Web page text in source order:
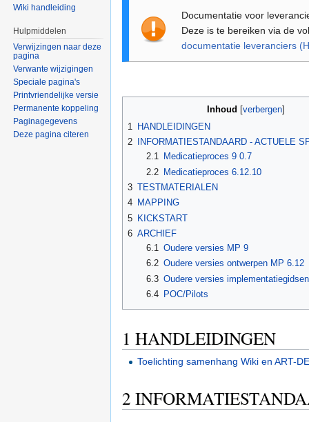
Documentatie voor
Deze is te bereiken via de
documentatie leveranciers
Inhoud verbergen
1
HANDLEIDINGEN
2
INFORMATIESTANDAARD - ACTUELE
2.1
Medicatieproces 9 0.7
2.2 Medicatieproces 6.12.10
3 TESTMATERIALEN
4 MAPPING
5 KICKSTART
6 ARCHIEF
6.1
Oudere versies MP 9
6.2 Oudere versies ontwerpen MP 6.12
6.3 Oudere versies implementatiegidsen
6.4
POC/Pilots
1 HANDLEIDINGEN
Toelichting samenhang Wiki en ART-
2
Wiki handleiding
Hulpmiddelen
Verwijzingen naar deze
pagina
Verwante wijzigingen
Speciale pagina's
Printvriendelijke versie
Permanente koppeling
Paginagegevens
Deze pagina citeren